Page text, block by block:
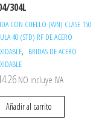
304L
CON CUELLO (WN) CLASE 150
40 (STD) RF DE ACERO
, BRIDAS DE ACERO
NO incluye IVA
Añadir al carrito